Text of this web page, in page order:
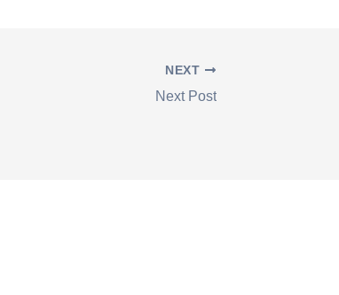
NEXT
Next Post